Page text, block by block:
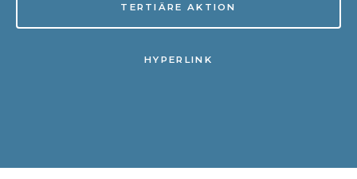
TERTIÄRE AKTION
HYPERLINK